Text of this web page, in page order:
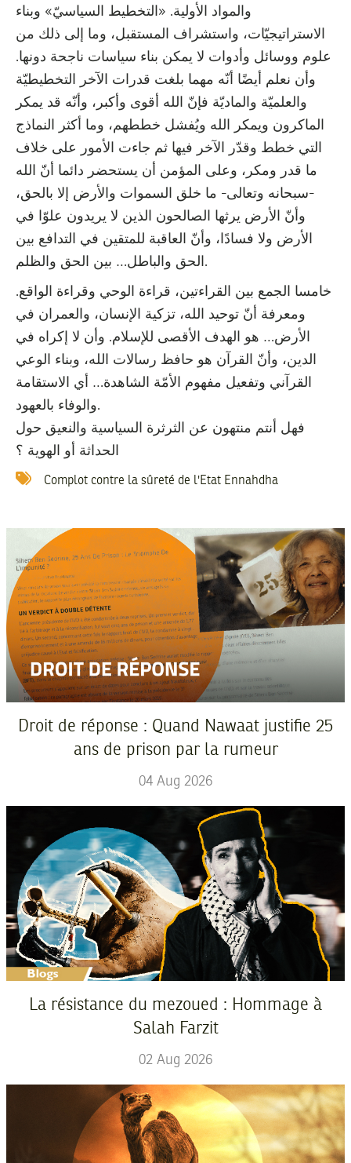
والمواد الأولية. «التخطيط السياسيّ» وبناء
الاستراتيجيّات، واستشراف المستقبل، وما إلى ذلك من
علوم ووسائل وأدوات لا يمكن بناء سياسات ناجحة دونها.
وأن نعلم أيضًا أنّه مهما بلغت قدرات الآخر التخطيطيّة
والعلميّة والماديّة فإنّ الله أقوى وأكبر، وأنّه قد يمكر
الماكرون ويمكر الله ويُفشل خططهم، وما أكثر النماذج
التي خطط وقدّر الآخر فيها ثم جاءت الأمور على خلاف
ما قدر ومكر، وعلى المؤمن أن يستحضر دائما أنّ الله
-سبحانه وتعالى- ما خلق السموات والأرض إلا بالحق،
وأنّ الأرض يرثها الصالحون الذين لا يريدون علوّا في
الأرض ولا فسادًا، وأنّ العاقبة للمتقين في التدافع بين
الحق والباطل… بين الحق والظلم.
خامسا الجمع بين القراءتين، قراءة الوحي وقراءة الواقع.
ومعرفة أنّ توحيد الله، تزكية الإنسان، والعمران في
الأرض… هو الهدف الأقصى للإسلام. وأن لا إكراه في
الدين، وأنّ القرآن هو حافظ رسالات الله، وبناء الوعي
القرآني وتفعيل مفهوم الأمّة الشاهدة… أي الاستقامة
والوفاء بالعهود.
فهل أنتم منتهون عن الثرثرة السياسية والنعيق حول
الحداثة أو الهوية ؟
Complot contre la sûreté de l'Etat Ennahdha
Droit de réponse : Quand Nawaat justifie 25
ans de prison par la rumeur
04 Aug 2026
La résistance du mezoued : Hommage à
Salah Farzit
02 Aug 2026